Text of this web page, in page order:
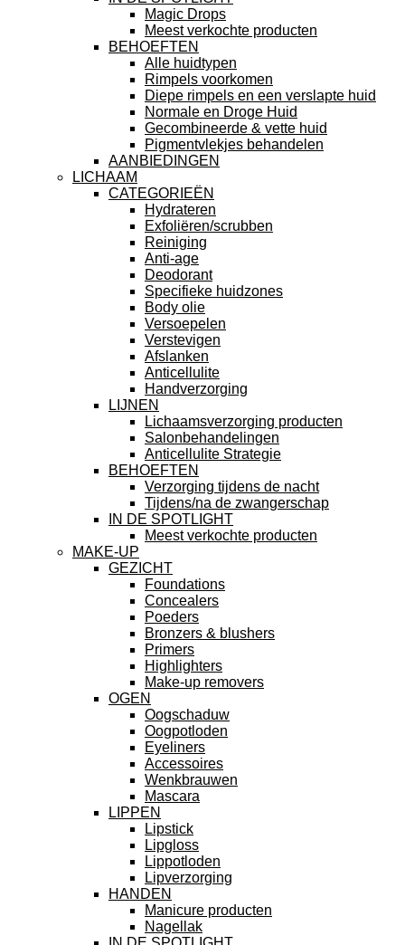
Magic Drops
Meest verkochte producten
BEHOEFTEN
Alle huidtypen
Rimpels voorkomen
Diepe rimpels en een verslapte huid
Normale en Droge Huid
Gecombineerde & vette huid
Pigmentvlekjes behandelen
AANBIEDINGEN
LICHAAM
CATEGORIEËN
Hydrateren
Exfoliëren/scrubben
Reiniging
Anti-age
Deodorant
Specifieke huidzones
Body olie
Versoepelen
Verstevigen
Afslanken
Anticellulite
Handverzorging
LIJNEN
Lichaamsverzorging producten
Salonbehandelingen
Anticellulite Strategie
BEHOEFTEN
Verzorging tijdens de nacht
Tijdens/na de zwangerschap
IN DE SPOTLIGHT
Meest verkochte producten
MAKE-UP
GEZICHT
Foundations
Concealers
Poeders
Bronzers & blushers
Primers
Highlighters
Make-up removers
OGEN
Oogschaduw
Oogpotloden
Eyeliners
Accessoires
Wenkbrauwen
Mascara
LIPPEN
Lipstick
Lipgloss
Lippotloden
Lipverzorging
HANDEN
Manicure producten
Nagellak